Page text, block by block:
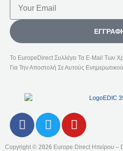
Το EuropeDirect Συλλέγει Τα E-Mail Των
Για Την Αποστολή Σε Αυτούς
F
A
C
T
W
I
Y
O
U
Copyright © 2026 Europe Direct Ηπείρου –